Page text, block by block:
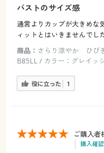
バストのサイズ感
通常よりカップが大きめな
ィットとはいきませんでした
商品： さらり涼やか ひび
B85LL / カラー：グレイッ
役に立った 1
ご購入者
購入確